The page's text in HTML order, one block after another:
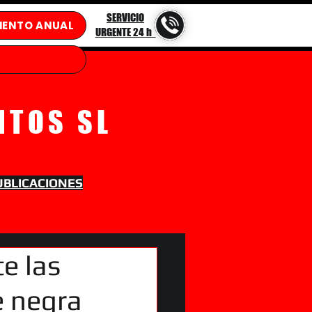
SERVICIO
URGENTE 24 h
ANUAL
SL
las
negra